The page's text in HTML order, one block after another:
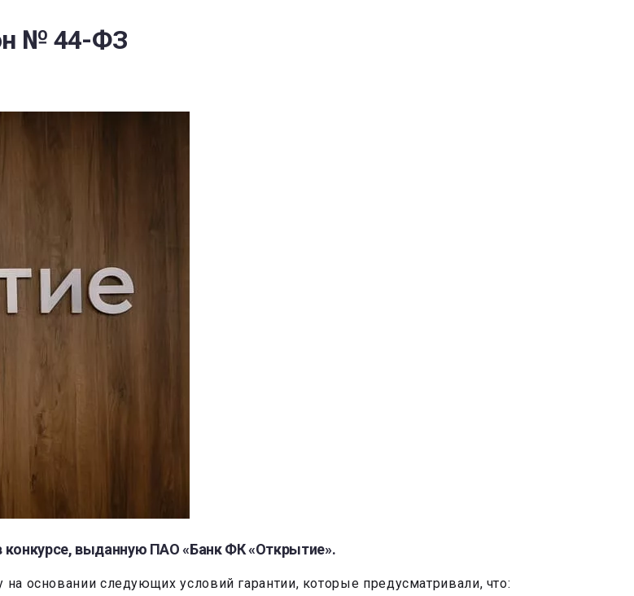
№ 44-ФЗ
конкурсе, выданную ПАО «Банк ФК «Открытие».
основании следующих условий гарантии, которые предусматривали, что: